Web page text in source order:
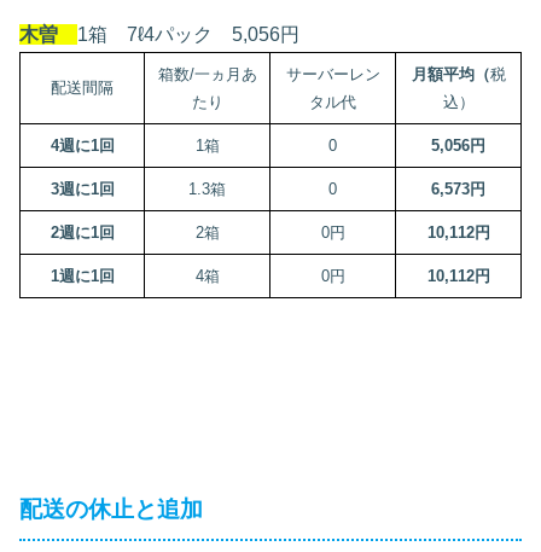
木曽 1箱 7ℓ4パック 5,056円
配送間隔
箱数/一ヵ月あ
たり
サーバーレン
タル代
月額平均（税
込）
4週に1回 1箱 0 5,056円
3週に1回 1.3箱 0 6,573円
2週に1回 2箱 0円 10,112円
1週に1回 4箱 0円 10,112円
配送の休止と追加